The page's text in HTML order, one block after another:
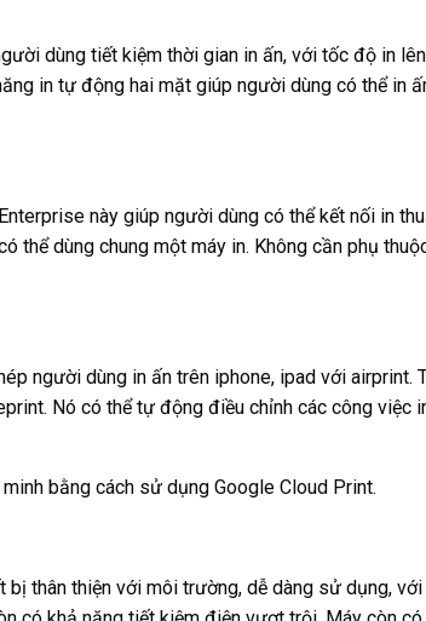
dùng tiết kiệm thời gian in ấn, với tốc độ in
in tự động hai mặt giúp người dùng có thể in
này giúp người dùng có thể kết nối in
thể dùng chung một máy in. Không cần phụ
người dùng in ấn trên iphone, ipad với airprint.
Nó có thể tự động điều chỉnh các công việc
bằng cách sử dụng Google Cloud Print.
thân thiện với môi trường, dễ dàng sử dụng,